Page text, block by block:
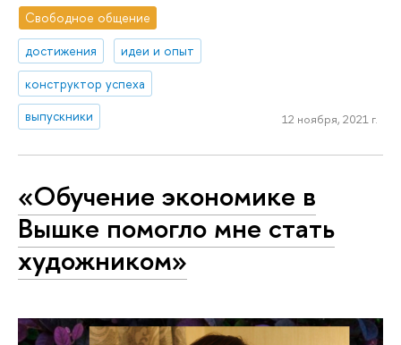
Свободное общение
достижения
идеи и опыт
конструктор успеха
выпускники
12 ноября, 2021 г.
«Обучение экономике в
Вышке помогло мне стать
художником»